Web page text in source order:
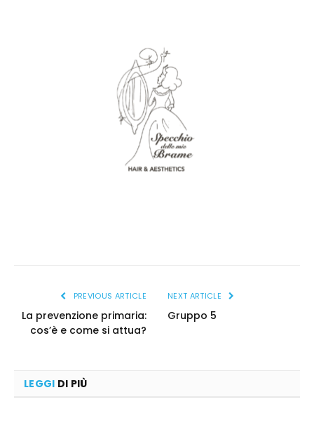
PREVIOUS ARTICLE
La prevenzione primaria:
cos’è e come si attua?
NEXT ARTICLE
Gruppo 5
LEGGI DI PIÙ